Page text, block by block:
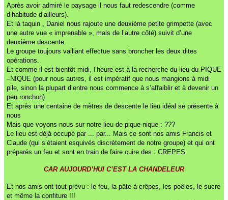
Après avoir admiré le paysage il nous faut redescendre (comme
d’habitude d’ailleurs).
Et là taquin , Daniel nous rajoute une deuxième petite grimpette (avec
une autre vue « imprenable », mais de l’autre côté) suivit d’une
deuxième descente.
Le groupe toujours vaillant effectue sans broncher les deux dites
opérations.
Et comme il est bientôt midi, l’heure est à la recherche du lieu du PIQUE
–NIQUE (pour nous autres, il est impératif que nous mangions à midi
pile, sinon la plupart d’entre nous commence à s’affaiblir et à devenir un
peu ronchon)
Et après une centaine de mètres de descente le lieu idéal se présente à
nous
Mais que voyons-nous sur notre lieu de pique-nique : ???
Le lieu est déjà occupé par ... par... Mais ce sont nos amis Francis et
Claude (qui s’étaient esquivés discrètement de notre groupe) et qui ont
préparés un feu et sont en train de faire cuire des : CREPES.
CAR AUJOURD’HUI C’EST LA CHANDELEUR
Et nos amis ont tout prévu : le feu, la pâte à crêpes, les poêles, le sucre
et même la confiture !!!